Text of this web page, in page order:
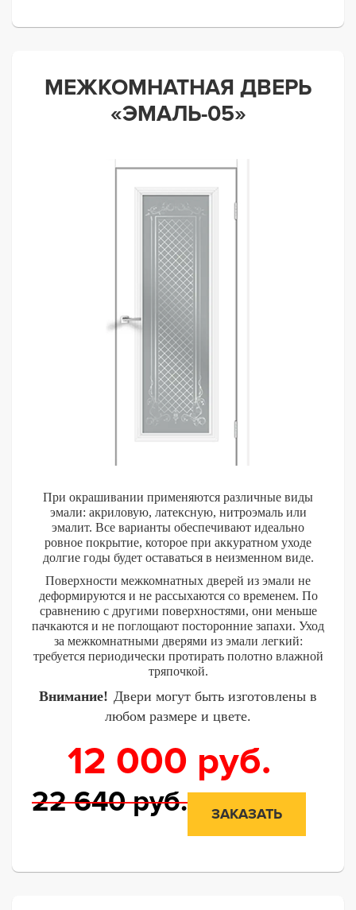
МЕЖКОМНАТНАЯ ДВЕРЬ
«ЭМАЛЬ-05»
При окрашивании применяются различные виды
эмали: акриловую, латексную, нитроэмаль или
эмалит. Все варианты обеспечивают идеально
ровное покрытие, которое при аккуратном уходе
долгие годы будет оставаться в неизменном виде.
Поверхности межкомнатных дверей из эмали не
деформируются и не рассыхаются со временем. По
сравнению с другими поверхностями, они меньше
пачкаются и не поглощают посторонние запахи. Уход
за межкомнатными дверями из эмали легкий:
требуется периодически протирать полотно влажной
тряпочкой.
Внимание! Двери могут быть изготовлены в
любом размере и цвете.
12 000 руб.
22 640руб. ЗАКАЗАТЬ